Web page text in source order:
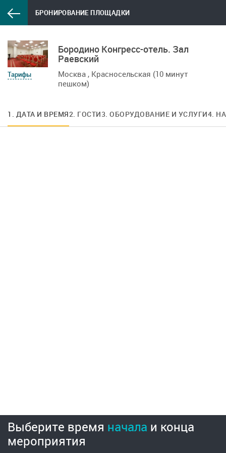
БРОНИРОВАНИЕ ПЛОЩАДКИ
Выберите время начала и конца
мероприятия
Тарифы
Бородино Конгресс-отель. Зал
Раевский
Москва , Красносельская (10 минут
пешком)
1. ДАТА И ВРЕМЯ2. ГОСТИ3. ОБОРУДОВАНИЕ И УСЛУГИ4.